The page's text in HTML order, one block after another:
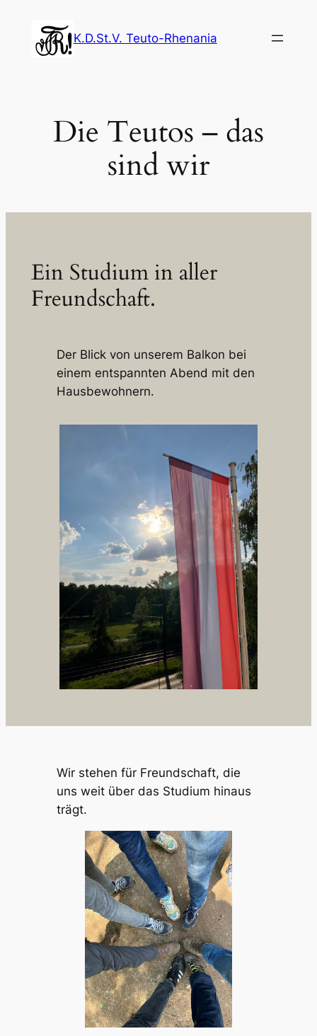
springen
K.D.St.V. Teuto-Rhenania
Die Teutos – das
sind wir
Ein Studium in aller
Freundschaft.
Der Blick von unserem Balkon bei
einem entspannten Abend mit den
Hausbewohnern.
Wir stehen für Freundschaft, die
uns weit über das Studium hinaus
trägt.